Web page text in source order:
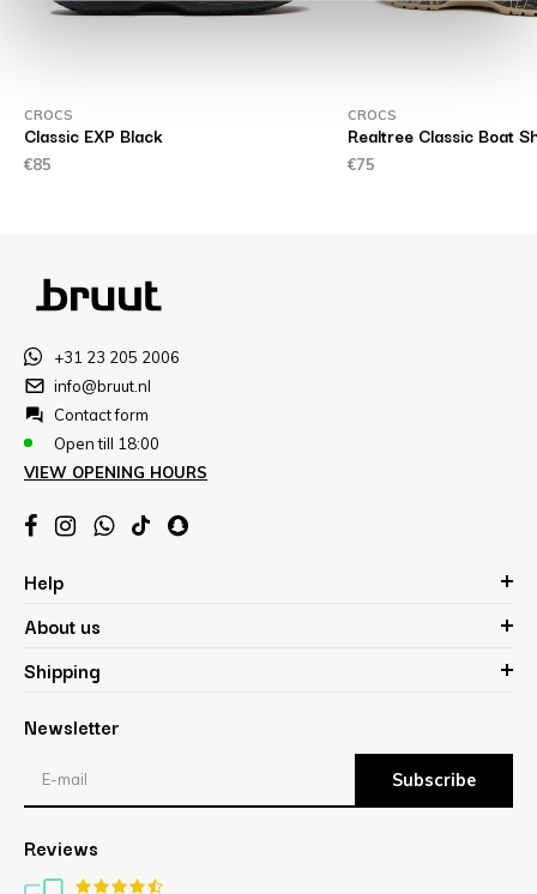
CROCS
Classic EXP Black
€85
CROCS
Realtree Classic Boat
€75
+31 23 205 2006
info@bruut.nl
Contact form
Open till 18:00
VIEW OPENING HOURS
Help
About us
Shipping
Newsletter
Subscribe
Reviews